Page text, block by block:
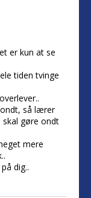
er kun at se
tiden tvinge
så lærer
skal gøre ondt
mere
dig..